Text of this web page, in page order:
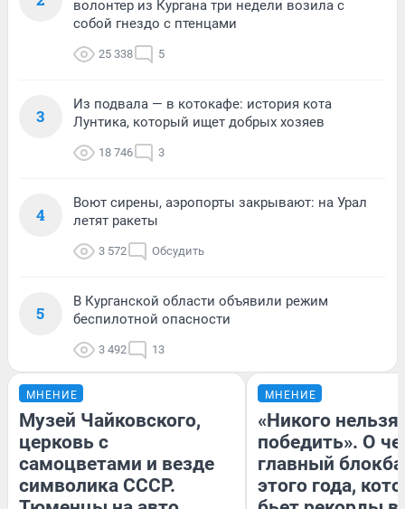
волонтер из Кургана три недели возила с
собой гнездо с птенцами
25 338 5
3
Из подвала — в котокафе: история кота
Лунтика, который ищет добрых хозяев
18 746 3
4
Воют сирены, аэропорты закрывают: на Урал
летят ракеты
3 572 Обсудить
5
В Курганской области объявили режим
беспилотной опасности
3 492 13
МНЕНИЕ
Музей Чайковского,
церковь с
самоцветами и везде
символика СССР.
МНЕНИЕ
«Никого нельзя
победить». О
главный
этого года,